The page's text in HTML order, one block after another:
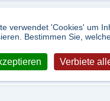
tweet
verwendet 'Cookies' um
Bestimmen Sie,
Verbiete